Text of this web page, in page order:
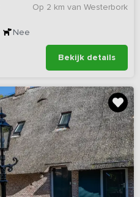
Op 2 km van Westerbork
Nee
Bekijk details